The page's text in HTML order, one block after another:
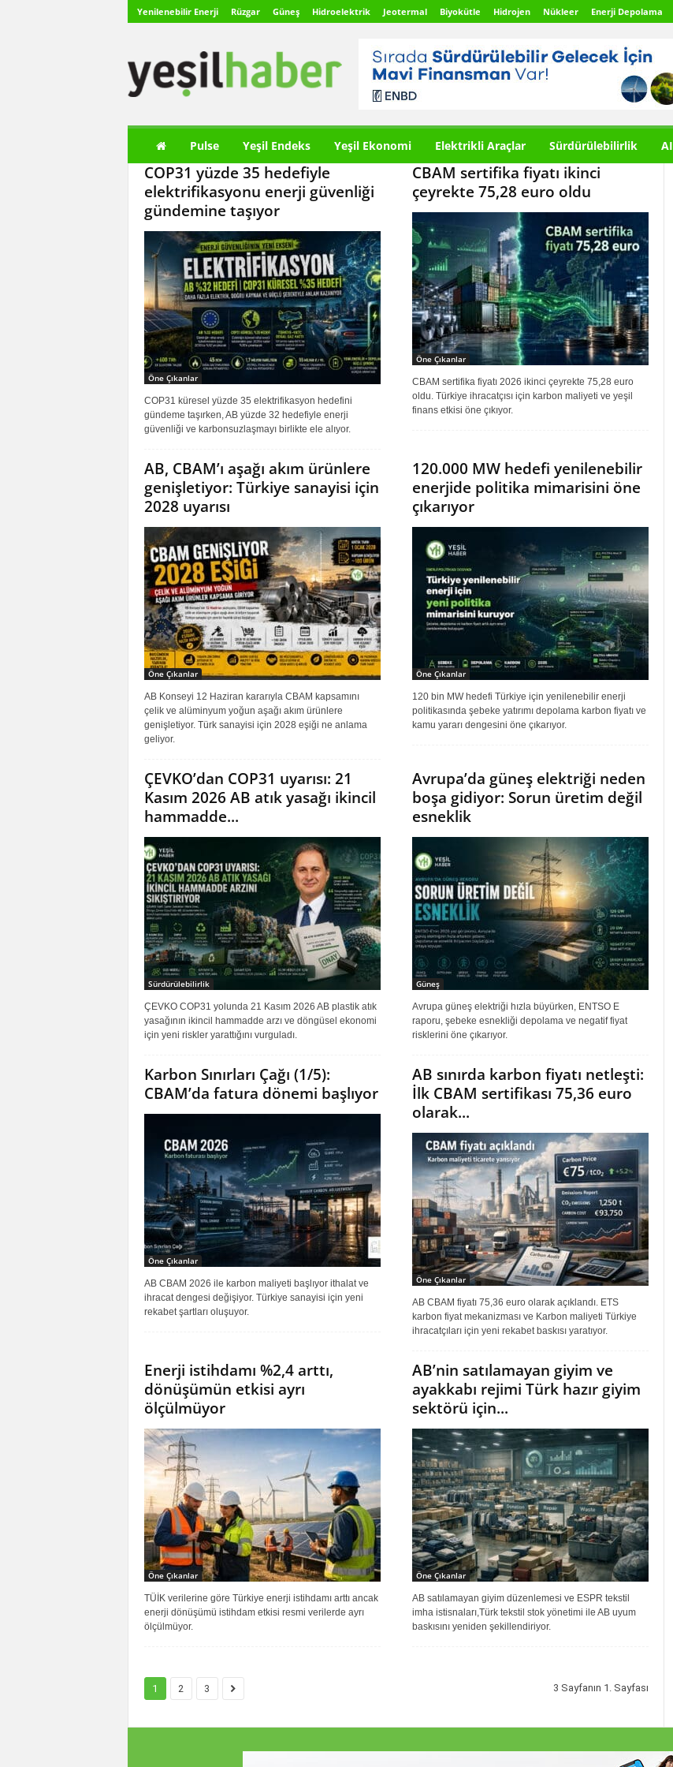
Yenilenebilir Enerji Rüzgar Güneş Hidroelektrik Jeotermal Biyokütle Hidrojen Nükleer Enerji Depolama
ş
Pulse Yeşil Endeks Yeşil Ekonomi Elektrikli Araçlar Sürdürülebilirlik AI
COP31 yüzde 35 hedefiyle
elektrifikasyonu enerji güvenliği
gündemine taşıyor
Öne Çıkanlar
COP31 küresel yüzde 35 elektrifikasyon hedefini
gündeme taşırken, AB yüzde 32 hedefiyle enerji
güvenliği ve karbonsuzlaşmayı birlikte ele alıyor.
CBAM sertifika fiyatı ikinci
çeyrekte 75,28 euro oldu
Öne Çıkanlar
CBAM sertifika fiyatı 2026 ikinci çeyrekte 75,28 euro
oldu. Türkiye ihracatçısı için karbon maliyeti ve yeşil
finans etkisi öne çıkıyor.
AB, CBAM’ı aşağı akım ürünlere
genişletiyor: Türkiye sanayisi için
2028 uyarısı
Öne Çıkanlar
AB Konseyi 12 Haziran kararıyla CBAM kapsamını
çelik ve alüminyum yoğun aşağı akım ürünlere
genişletiyor. Türk sanayisi için 2028 eşiği ne anlama
geliyor.
120.000 MW hedefi yenilenebilir
enerjide politika mimarisini öne
çıkarıyor
Öne Çıkanlar
120 bin MW hedefi Türkiye için yenilenebilir enerji
politikasında şebeke yatırımı depolama karbon fiyatı ve
kamu yararı dengesini öne çıkarıyor.
ÇEVKO’dan COP31 uyarısı: 21
Kasım 2026 AB atık yasağı ikincil
hammadde...
Sürdürülebilirlik
ÇEVKO COP31 yolunda 21 Kasım 2026 AB plastik atık
yasağının ikincil hammadde arzı ve döngüsel ekonomi
için yeni riskler yarattığını vurguladı.
Avrupa’da güneş elektriği neden
boşa gidiyor: Sorun üretim değil
esneklik
Güneş
Avrupa güneş elektriği hızla büyürken, ENTSO E
raporu, şebeke esnekliği depolama ve negatif fiyat
risklerini öne çıkarıyor.
Karbon Sınırları Çağı (1/5):
CBAM’da fatura dönemi başlıyor
Öne Çıkanlar
AB CBAM 2026 ile karbon maliyeti başlıyor ithalat ve
ihracat dengesi değişiyor. Türkiye sanayisi için yeni
rekabet şartları oluşuyor.
AB sınırda karbon fiyatı netleşti:
İlk CBAM sertifikası 75,36 euro
olarak...
Öne Çıkanlar
AB CBAM fiyatı 75,36 euro olarak açıklandı. ETS
karbon fiyat mekanizması ve Karbon maliyeti Türkiye
ihracatçıları için yeni rekabet baskısı yaratıyor.
Enerji istihdamı %2,4 arttı,
dönüşümün etkisi ayrı
ölçülmüyor
Öne Çıkanlar
TÜİK verilerine göre Türkiye enerji istihdamı arttı ancak
enerji dönüşümü istihdam etkisi resmi verilerde ayrı
ölçülmüyor.
AB’nin satılamayan giyim ve
ayakkabı rejimi Türk hazır giyim
sektörü için...
Öne Çıkanlar
AB satılamayan giyim düzenlemesi ve ESPR tekstil
imha istisnaları,Türk tekstil stok yönetimi ile AB uyum
baskısını yeniden şekillendiriyor.
1 2 3 3 Sayfanın 1. Sayfası